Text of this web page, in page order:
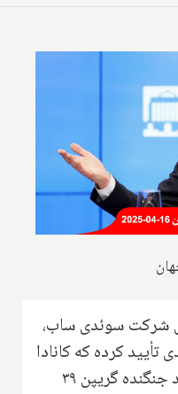
شرکت سوئدی ساب،
کرده که کانادا
و پرتغال در حال ارزیابی خرید جنگنده گریپن ۳۹